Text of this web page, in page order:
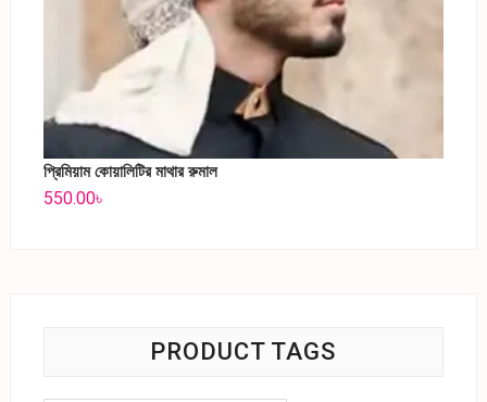
প্রিমিয়াম কোয়ালিটির মাথার রুমাল
550.00৳
PRODUCT TAGS